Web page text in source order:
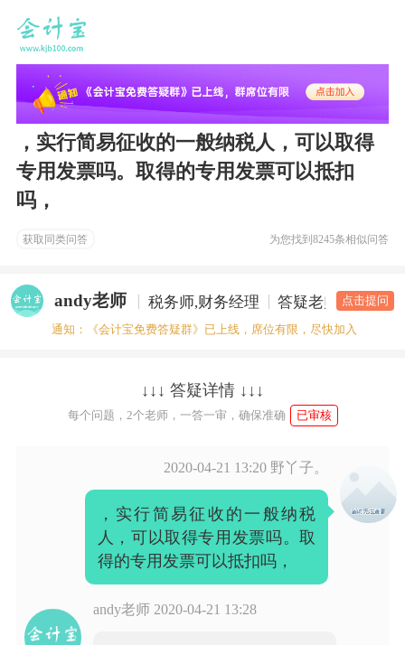
，实行简易征收的一般纳税人，可以取得
专用发票吗。取得的专用发票可以抵扣
吗，
获取同类问答 为您找到8245条相似问答
andy老师 税务师,财务经理 答疑老师 点击提问
通知：《会计宝免费答疑群》已上线，席位有限，尽快加入
↓↓↓ 答疑详情 ↓↓↓
每个问题，2个老师，一答一审，确保准确 已审核
2020-04-21 13:20 野丫子。
，实行简易征收的一般纳税
人，可以取得专用发票吗。取
得的专用发票可以抵扣吗，
andy老师 2020-04-21 13:28